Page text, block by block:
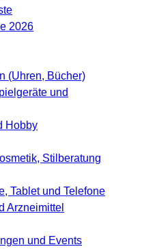
2026
(Uhren, Bücher)
und
Hobby
Stilberatung
Tablet und Telefone
Arzneimittel
und Events